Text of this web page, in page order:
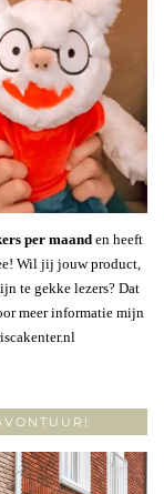
per maanden heeft
Wil jij jouw product,
te gekke lezers? Dat
meer informatie mijn